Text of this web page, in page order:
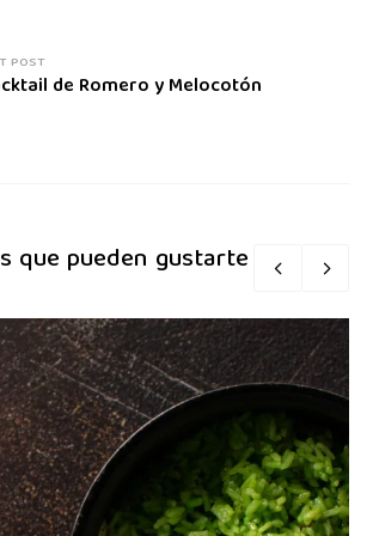
POST
de Romero y Melocotón
que pueden gustarte